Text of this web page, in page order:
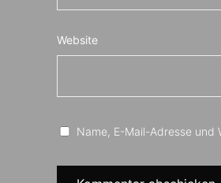
Website
Name, E-Mail-Adresse und